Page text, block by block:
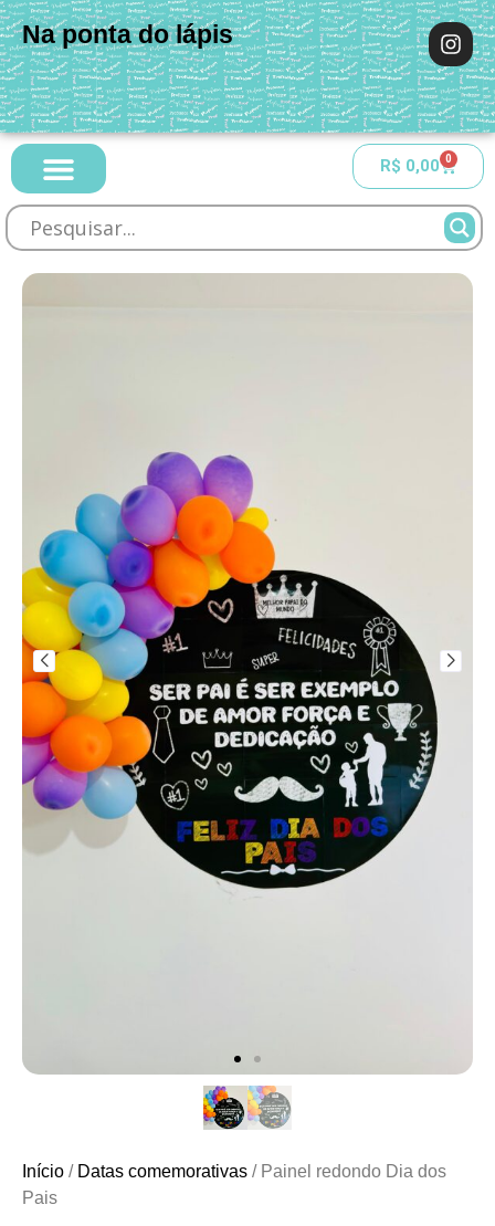
Na ponta do lápis
R$ 0,00 0
Início / Datas comemorativas / Painel redondo Dia dos
Pais